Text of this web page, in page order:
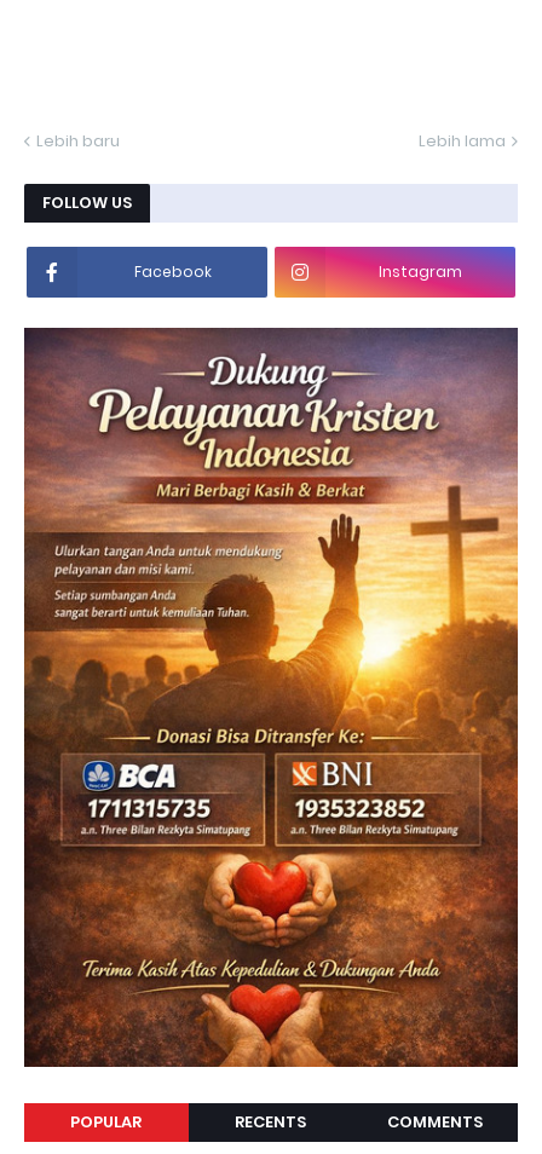
Lebih baru Lebih lama
FOLLOW US
Facebook Instagram
POPULAR RECENTS COMMENTS